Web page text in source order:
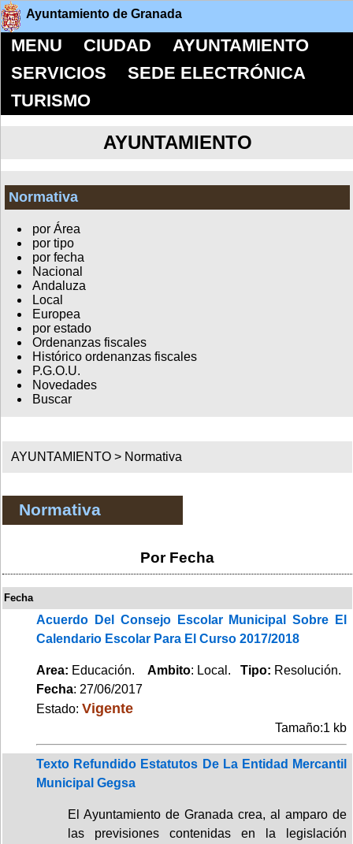
Ayuntamiento de Granada
MENU CIUDAD
AYUNTAMIENTO
SERVICIOS
SEDE ELECTRÓNICA
TURISMO
AYUNTAMIENTO
Normativa
por Área
por tipo
por fecha
Nacional
Andaluza
Local
Europea
por estado
Ordenanzas fiscales
Histórico ordenanzas fiscales
P.G.O.U.
Novedades
Buscar
AYUNTAMIENTO > Normativa
Normativa
Por Fecha
Fecha
Acuerdo Del Consejo Escolar Municipal Sobre El
Calendario Escolar Para El Curso 2017/2018
Area: Educación. Ambito: Local. Tipo: Resolución.
Fecha: 27/06/2017
Estado: Vigente
Tamaño:1 kb
Texto Refundido Estatutos De La Entidad Mercantil
Municipal Gegsa
El Ayuntamiento de Granada crea, al amparo de
las previsiones contenidas en la legislación